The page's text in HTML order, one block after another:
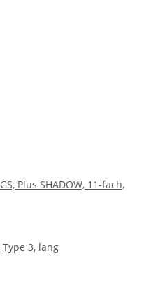
Plus SHADOW, 11-fach,